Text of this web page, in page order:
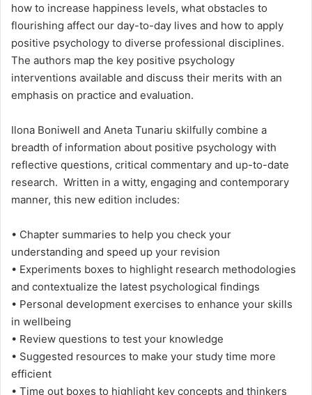
how to increase happiness levels, what obstacles to
flourishing affect our day-to-day lives and how to apply
positive psychology to diverse professional disciplines.
The authors map the key positive psychology
interventions available and discuss their merits with an
emphasis on practice and evaluation.
Ilona Boniwell and Aneta Tunariu skilfully combine a
breadth of information about positive psychology with
reflective questions, critical commentary and up-to-date
research. Written in a witty, engaging and contemporary
manner, this new edition includes:
• Chapter summaries to help you check your
understanding and speed up your revision
• Experiments boxes to highlight research methodologies
and contextualize the latest psychological findings
• Personal development exercises to enhance your skills
in wellbeing
• Review questions to test your knowledge
• Suggested resources to make your study time more
efficient
• Time out boxes to highlight key concepts and thinkers